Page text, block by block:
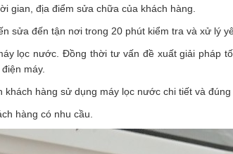
gian, địa điểm sửa chữa của khách hàng.
sửa đến tận nơi trong 20 phút kiểm tra và xử lý
lọc nước. Đồng thời tư vấn đề xuất giải pháp
máy.
hàng sử dụng máy lọc nước chi tiết và
hàng có nhu cầu.